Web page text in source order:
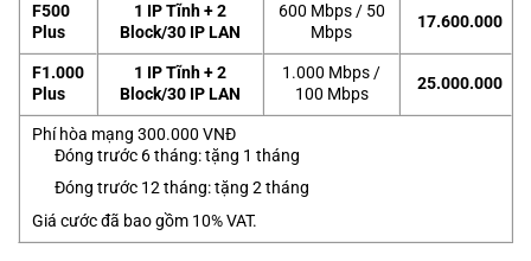
F500
Plus
1 IP Tĩnh + 2
Block/30 IP LAN
600 Mbps / 50
Mbps
17.600.000
F1.000
Plus
1 IP Tĩnh + 2
Block/30 IP LAN
1.000 Mbps /
100 Mbps
25.000.000
Phí hòa mạng 300.000 VNĐ
Đóng trước 6 tháng: tặng 1 tháng
Đóng trước 12 tháng: tặng 2 tháng
Giá cước đã bao gồm 10% VAT.